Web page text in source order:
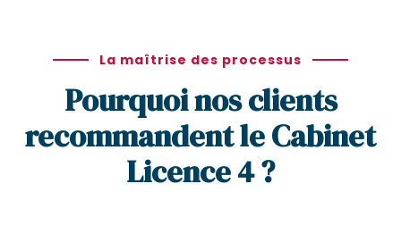
La maîtrise des processus
Pourquoi nos clients
recommandent le Cabinet
Licence 4 ?